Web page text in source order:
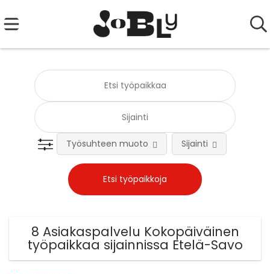
Työsuhteen muoto Sijainti
8 Asiakaspalvelu Kokopäiväinen
työpaikkaa sijainnissa Etelä-Savo